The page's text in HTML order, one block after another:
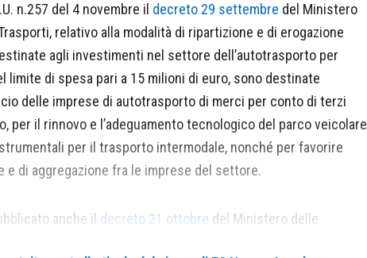
n.257 del 4 novembre il decreto 29 settembre del Ministero
relativo alla modalità di ripartizione e di erogazione
agli investimenti nel settore dell’autotrasporto per
limite di spesa pari a 15 milioni di euro, sono destinate
delle imprese di autotrasporto di merci per conto di terzi
per il rinnovo e l’adeguamento tecnologico del parco
per il trasporto intermodale, nonché per favorire
e di aggregazione fra le imprese del settore.
anche il decreto 21 ottobre del Ministero delle